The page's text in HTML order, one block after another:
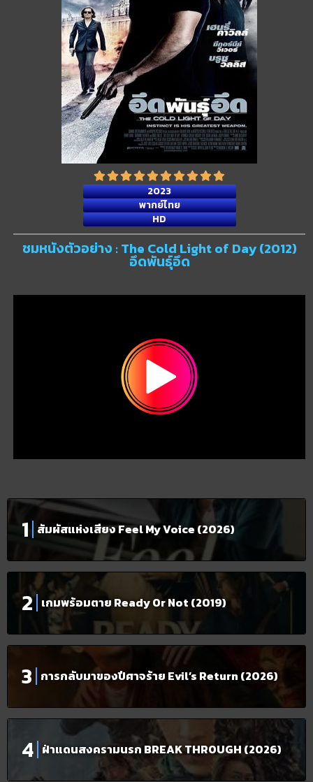
2023
พากย์ไทย
HD
ชมหนังตัวอย่าง : The Cold Light of Day (2012)
อึดพันธุ์อึด
สัมผัสแห่งเสียง Feel My Voice (2026)
เกมพร้อมตาย Ready Or Not (2019)
การกลับมาของปีศาจร้าย Evil’s Return (2026)
ฝ่าแดนสงครามนรก BREAK THROUGH (2026)